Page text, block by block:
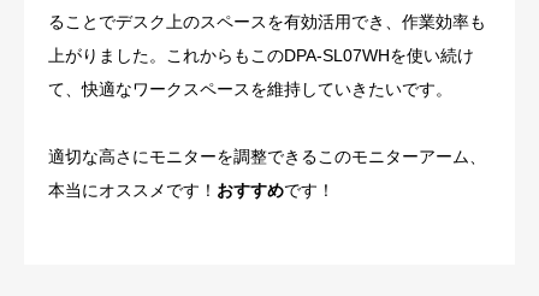
ることでデスク上のスペースを有効活用でき、作業効率も
上がりました。これからもこのDPA-SL07WHを使い続け
て、快適なワークスペースを維持していきたいです。
適切な高さにモニターを調整できるこのモニターアーム、
本当にオススメです！ おすすめです！